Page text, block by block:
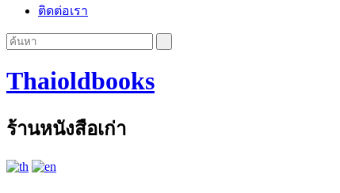
ติดต่อเรา
Thaioldbooks
ร้านหนังสือเก่า